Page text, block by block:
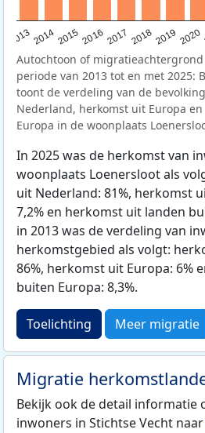
20132014201520162017 20182019 2020
Autochtoon of
periode van 2013 tot en met 2025:
toont de verdeling van de
Nederland, herkomst uit Europa
Europa in de woonplaats
In 2025 was de herkomst van
woonplaats Loenersloot als
uit Nederland: 81%, herkomst
7,2% en herkomst uit landen
in 2013 was de verdeling van
herkomstgebied als volgt:
86%, herkomst uit Europa: 6%
buiten Europa: 8,3%.
Toelichting Meer migratie
Migratie
Bekijk ook de detail informatie
inwoners in Stichtse Vecht naar